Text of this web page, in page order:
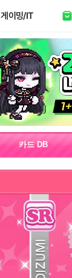
게이밍/IT
카드 DB